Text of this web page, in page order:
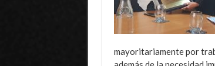
mayoritariamente por